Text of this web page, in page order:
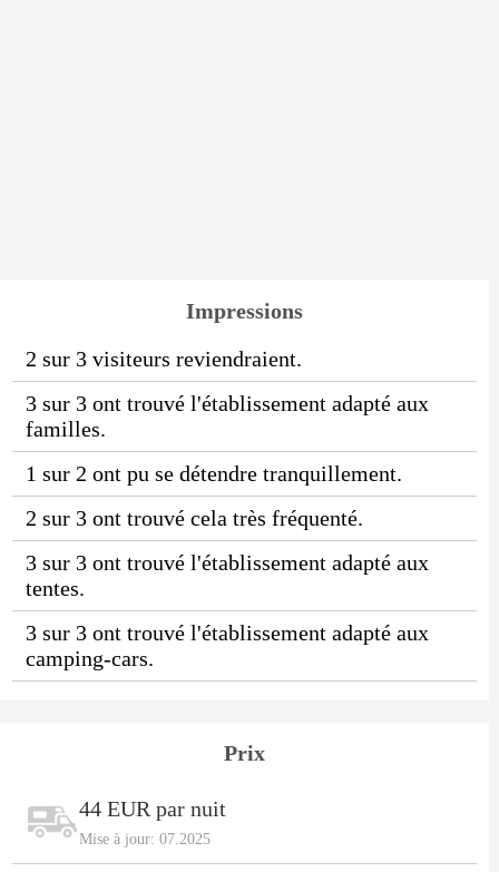
Impressions
2 sur 3 visiteurs reviendraient.
3 sur 3 ont trouvé l'établissement adapté aux
familles.
1 sur 2 ont pu se détendre tranquillement.
2 sur 3 ont trouvé cela très fréquenté.
3 sur 3 ont trouvé l'établissement adapté aux
tentes.
3 sur 3 ont trouvé l'établissement adapté aux
camping-cars.
Prix
44 EUR par nuit
Mise à jour: 07.2025